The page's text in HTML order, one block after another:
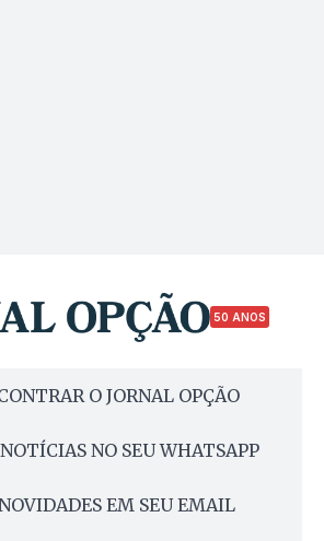
50 ANOS
O JORNAL OPÇÃO
NO SEU WHATSAPP
EM SEU EMAIL